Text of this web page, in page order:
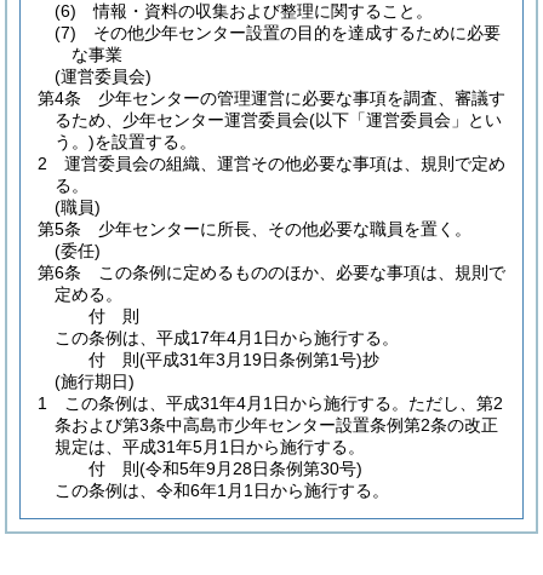
(6)
情報・資料の収集および整理に関すること。
(7)
その他少年センター設置の目的を達成するために必要
な事業
(運営委員会)
第4条
少年センターの管理運営に必要な事項を調査、審議す
るため、少年センター運営委員会(以下「運営委員会」とい
う。)を設置する。
2
運営委員会の組織、運営その他必要な事項は、規則で定め
る。
(職員)
第5条
少年センターに所長、その他必要な職員を置く。
(委任)
第6条
この条例に定めるもののほか、必要な事項は、規則で
定める。
付 則
この条例は、平成17年4月1日から施行する。
付 則(平成31年3月19日条例第1号)抄
(施行期日)
1
この条例は、平成31年4月1日から施行する。 ただし、第2
条および第3条中高島市少年センター設置条例第2条の改正
規定は、平成31年5月1日から施行する。
付 則(令和5年9月28日条例第30号)
この条例は、令和6年1月1日から施行する。